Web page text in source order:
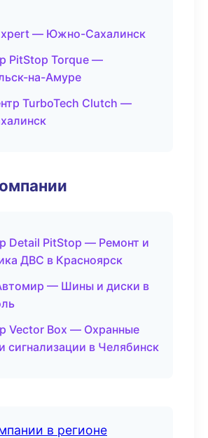
— Южно-Сахалинск
PitStop Torque —
на-Амуре
TurboTech Clutch —
Detail PitStop — Ремонт и
ДВС в Красноярск
— Шины и диски в
Vector Box — Охранные
сигнализации в Челябинск
в регионе